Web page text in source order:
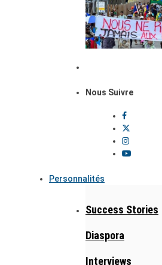
Nous Suivre
Personnalités
Success Stories
Diaspora
Interviews